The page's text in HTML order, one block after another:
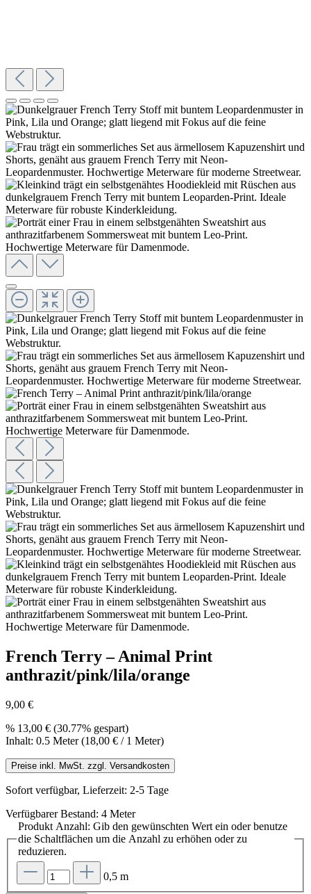
French Terry – Animal Print
anthrazit/pink/lila/orange
9,00 €
% 13,00 € (30.77% gespart)
Inhalt: 0.5 Meter(18,00 € / 1 Meter)
Preise inkl. MwSt. zzgl. Versandkosten
Sofort verfügbar, Lieferzeit: 2-5 Tage
Verfügbarer Bestand: 4 Meter
Produkt Anzahl: Gib den gewünschten Wert ein oder benutze
die Schaltflächen um die Anzahl zu erhöhen oder zu
reduzieren.
0,5 m